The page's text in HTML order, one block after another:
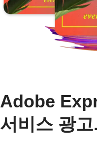
Adobe
서비스 광고.